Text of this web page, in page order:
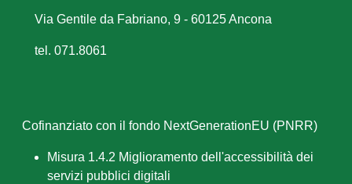
Via Gentile da Fabriano, 9 - 60125 Ancona
tel. 071.8061
Cofinanziato con il fondo NextGenerationEU (PNRR)
Misura 1.4.2 Miglioramento dell'accessibilità dei
servizi pubblici digitali